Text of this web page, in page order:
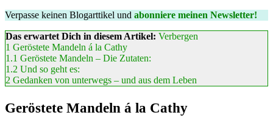
Verpasse keinen Blogarttikel und abonniere meinen Newsletter!
Das erwartet Dich in diesem Artikel: Verbergen
1 Geröstete Mandeln á la Cathy
1.1 Geröstete Mandeln – Die Zutaten:
1.2 Und so geht es:
2 Gedanken von unterwegs – und aus dem Leben
Geröstete Mandeln á la Cathy